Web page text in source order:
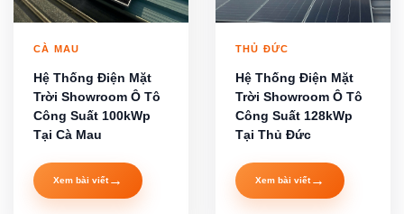
CÀ MAU
Hệ Thống Điện Mặt
Trời Showroom Ô Tô
Công Suất 100kWp
Tại Cà Mau
Xem bài viết→
THỦ ĐỨC
Hệ Thống Điện Mặt
Trời Showroom Ô Tô
Công Suất 128kWp
Tại Thủ Đức
Xem bài viết→